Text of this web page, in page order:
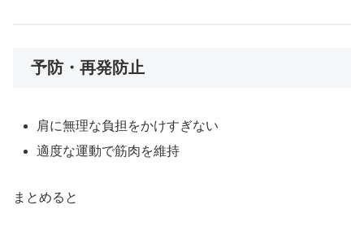
予防・再発防止
肩に無理な負担をかけすぎない
適度な運動で筋肉を維持
まとめると